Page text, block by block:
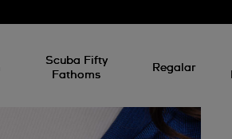
Scuba Fifty
Fathoms
Regalar